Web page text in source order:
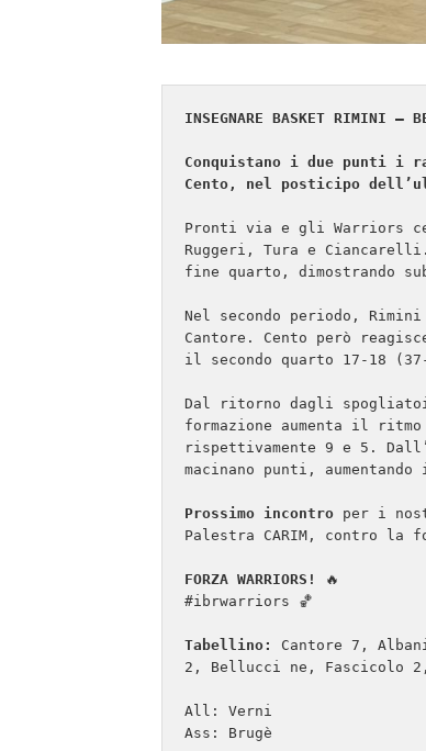
INSEGNARE BASKET RIMINI
Conquistano i due punti i
Cento, nel posticipo
Pronti via e gli Warriors
Ruggeri, Tura e
fine quarto, dimostrando
Nel secondo periodo,
Cantore. Cento però
il secondo quarto 17-18
Dal ritorno dagli spogliatoi
formazione aumenta il
rispettivamente 9 e 5.
macinano punti,
Prossimo incontro per i
Palestra CARIM, contro la
FORZA WARRIORS!
🔥
#ibrwarriors 🏀
Tabellino:
Cantore 7,
2, Bellucci ne, Fascicolo
All: Verni
Ass: Brugè